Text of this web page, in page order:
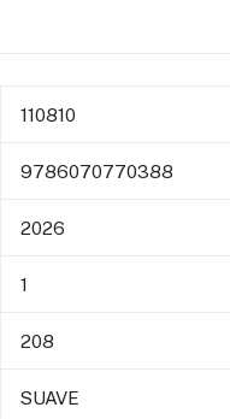
110810
9786070770388
2026
1
208
SUAVE